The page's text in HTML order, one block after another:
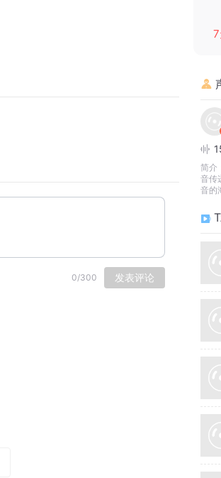
0/300 发表评论
简介
音传
音的